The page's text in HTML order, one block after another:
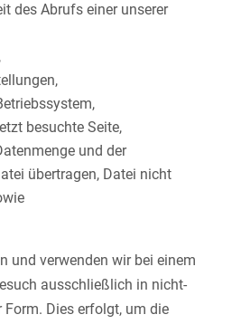
des Abrufs einer unserer
besuchte Seite,
und der
übertragen, Datei nicht
und verwenden wir bei einem
ausschließlich in nicht-
Form. Dies erfolgt, um die